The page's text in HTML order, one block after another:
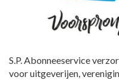
S.P. Abonneeservice
voor uitgeverijen,